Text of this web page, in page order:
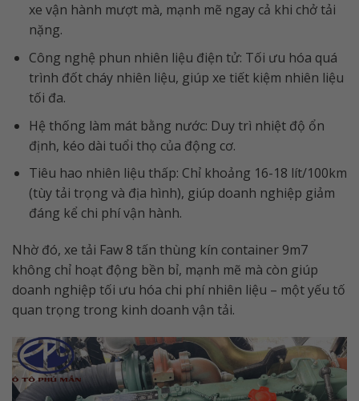
xe vận hành mượt mà, mạnh mẽ ngay cả khi chở tải
nặng.
Công nghệ phun nhiên liệu điện tử: Tối ưu hóa quá
trình đốt cháy nhiên liệu, giúp xe tiết kiệm nhiên liệu
tối đa.
Hệ thống làm mát bằng nước: Duy trì nhiệt độ ổn
định, kéo dài tuổi thọ của động cơ.
Tiêu hao nhiên liệu thấp: Chỉ khoảng 16-18 lít/100km
(tùy tải trọng và địa hình), giúp doanh nghiệp giảm
đáng kể chi phí vận hành.
Nhờ đó, xe tải Faw 8 tấn thùng kín container 9m7
không chỉ hoạt động bền bỉ, mạnh mẽ mà còn giúp
doanh nghiệp tối ưu hóa chi phí nhiên liệu – một yếu tố
quan trọng trong kinh doanh vận tải.